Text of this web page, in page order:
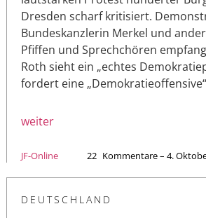
Dresden scharf kritisiert.
Bundeskanzlerin Merkel und
Pfiffen und Sprechchören
Roth sieht ein „echtes
fordert eine
weiter
JF-Online 22 Kommentare – 4.
DEUTSCHLAND